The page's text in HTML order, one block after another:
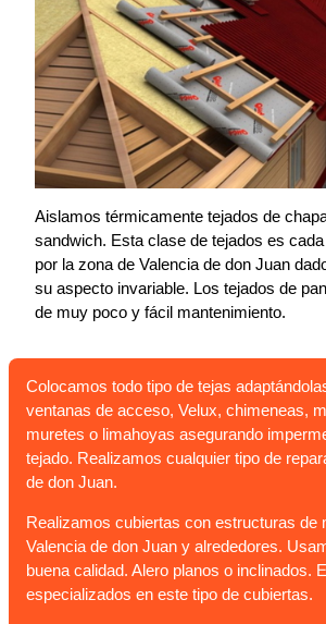
Aislamos térmicamente tejados de
sandwich. Esta clase de tejados es
por la zona de Valencia de don Juan
su aspecto invariable. Los tejados de
de muy poco y fácil mantenimiento.
Colocamos todo tipo de tejas
ventanas de acceso, Velux, chimeneas,
muretes o limahoyas asegurando
tejado. Realizamos cualquier tipo de
de don Juan.
Realizamos cubiertas con estructuras de
Valencia de don Juan y alrededores.
buena calidad. Alero planos o inclinados.
especializados en este tipo de cubiertas.